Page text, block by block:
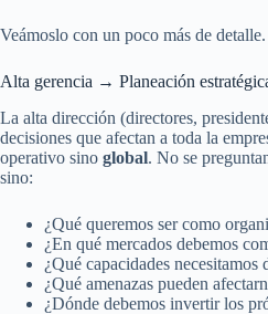
Veámoslo con un poco más de detalle.
Alta gerencia → Planeación
La alta dirección (directores,
decisiones que afectan a toda la
operativo sino global. No se
sino:
¿Qué queremos ser como
¿En qué mercados debemos
¿Qué capacidades necesitamos
¿Qué amenazas pueden
¿Dónde debemos invertir los